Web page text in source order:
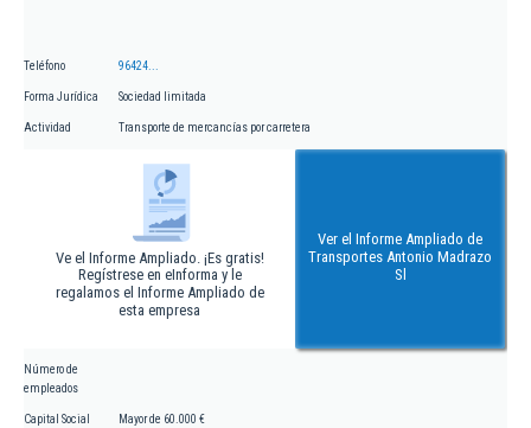
Teléfono 96424...
Forma Jurídica Sociedad limitada
Actividad Transporte de mercancías por carretera
Ve el Informe Ampliado. ¡Es gratis!
Regístrese en eInforma y le
regalamos el Informe Ampliado de
esta empresa
Ver el Informe Ampliado de
Transportes Antonio Madrazo
Sl
Número de
empleados
Capital Social Mayor de 60.000 €